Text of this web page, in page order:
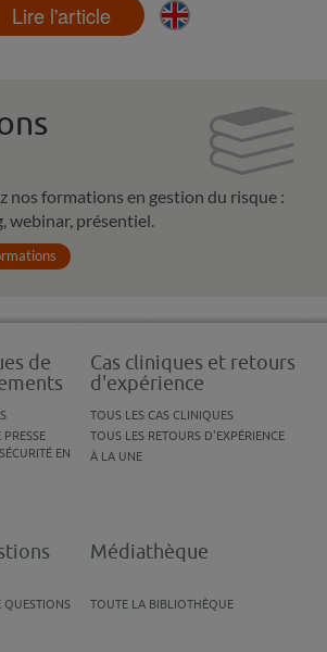
Lire l'article
nos formations en gestion du risque :
webinar, présentiel.
de
EN
Cas cliniques et retours
d'expérience
TOUS LES CAS CLINIQUES
TOUS LES RETOURS D'EXPÉRIENCE
À LA UNE
QUESTIONS
Médiathèque
TOUTE LA BIBLIOTHÈQUE